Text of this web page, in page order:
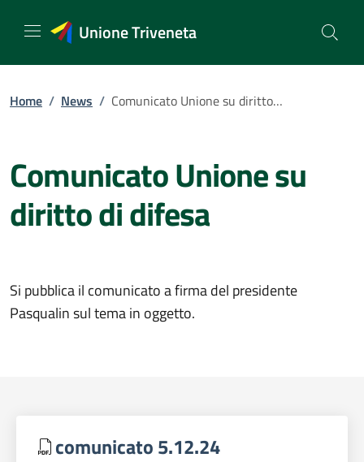
Unione Triveneta
Home / News / Comunicato Unione su diritto di difesa
Comunicato Unione su
diritto di difesa
Si pubblica il comunicato a firma del presidente
Pasqualin sul tema in oggetto.
comunicato 5.12.24